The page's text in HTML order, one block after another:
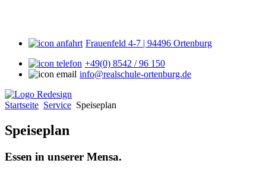
Frauenfeld 4-7 | 94496 Ortenburg
+49(0) 8542 / 96 150
info@realschule-ortenburg.de
Startseite Service Speiseplan
Speiseplan
Essen in unserer Mensa.